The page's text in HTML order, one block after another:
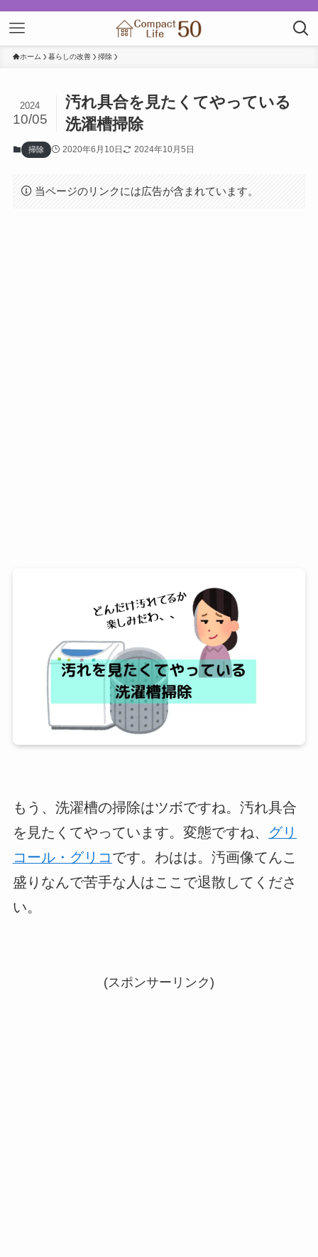
ホーム 暮らしの改善 掃除
汚れ具合を見たくてやっている
洗濯槽掃除
2024
10/05
掃除 2020年6月10日 2024年10月5日
当ページのリンクには広告が含まれています。
もう、洗濯槽の掃除はツボですね。汚れ具合
を見たくてやっています。変態ですね、 グリ
コール・グリコです。わはは。汚画像てんこ
盛りなんで苦手な人はここで退散してくださ
い。
(スポンサーリンク)